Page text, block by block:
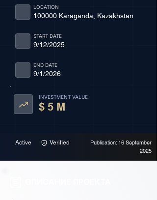
100000 Karaganda, Kazakhstan
LOCATION
9/12/2025
START DATE
9/1/2026
END DATE
INVESTMENT VALUE
$ 5 M
Active Verified
Publication: 16 September
2025